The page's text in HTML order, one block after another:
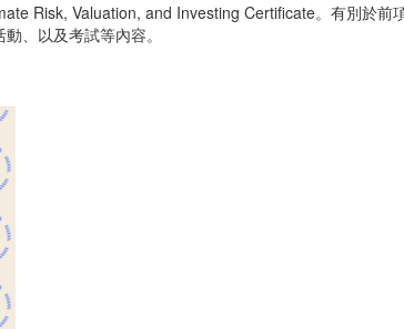
Risk, Valuation, and Investing Certificate。有別於
、以及考試等內容。